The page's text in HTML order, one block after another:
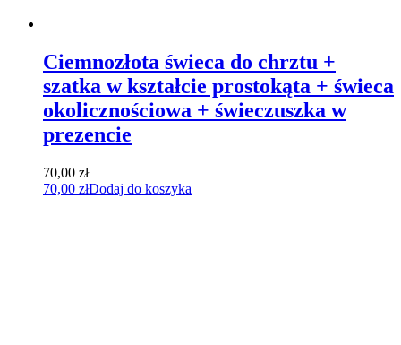
Ciemnozłota świeca do chrztu +
szatka w kształcie prostokąta + świeca
okolicznościowa + świeczuszka w
prezencie
70,00 zł
70,00 złDodaj do koszyka